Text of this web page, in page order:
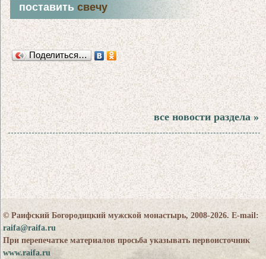
поставитьсвечу
Поделиться…
все новости раздела »
© Раифский Богородицкий мужской монастырь, 2008-2026. E-mail:
raifa@raifa.ru
При перепечатке материалов просьба указывать первоисточник
www.raifa.ru